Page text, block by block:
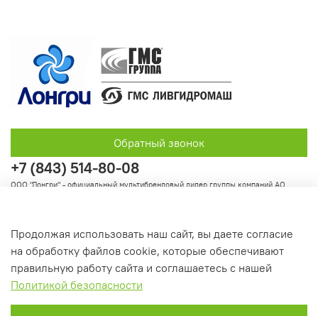
Информация
+7 (843) 514-80-08
ООО "Лонгри" - официальный мультибрендовый дилер группы компаний АО
Обратный звонок
Продолжая использовать наш сайт, вы даете согласие
на обработку файлов cookie, которые обеспечивают
правильную работу сайта и соглашаетесь с нашей
Политикой безопасности